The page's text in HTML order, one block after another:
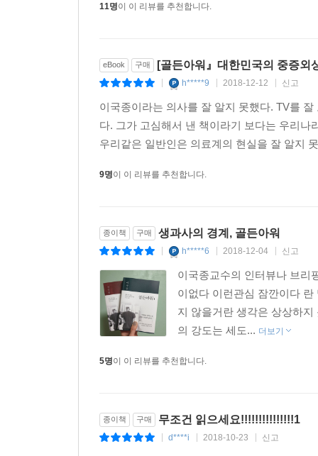
11명이 이 리뷰를 추천합니다.
eBook 구매 [골든아워』대한민국의 중증외
h*****9 2018-12-12 신고
이국종이라는 의사를 잘 알지 못했다. TV를
다. 그가 고심해서 낸 책이라기 보다는 우리
우리같은 일반인은 의료계의 현실을 잘 알지
9명이 이 리뷰를 추천합니다.
종이책 구매 생과사의 경계, 골든아워
h*****6 2018-12-04 신고
이국종교수의 인터뷰나 브리
이없다 이런관심 잠깐이다
지 않을거란 생각은 상상하
의 강도는 세도... 더보기
5명이 이 리뷰를 추천합니다.
종이책 구매 무조건 읽으세요!!!!!!!!!!!!!!!1
d****i 2018-10-23 신고